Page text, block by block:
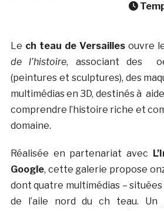
Le ch teau de Versailles ouvre
de l’histoire, associant des
(peintures et sculptures), des
multimédias en 3D, destinés à
comprendre l’histoire riche et
domaine.
Réalisée en partenariat avec
Google, cette galerie propose
dont quatre multimédias –
de l’aile nord du ch teau. Un